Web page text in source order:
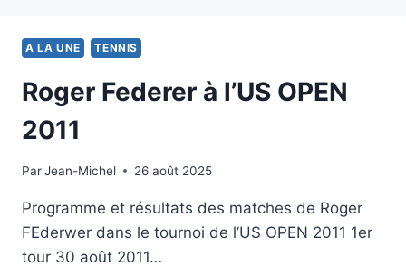
0:3
A LA UNE TENNIS
Roger Federer à l’US OPEN
2011
ParJean-Michel
30 août 2011 26 août 2025
Programme et résultats des matches de Roger
FEderwer dans le tournoi de l’US OPEN 2011 1er
tour 30 août 2011…